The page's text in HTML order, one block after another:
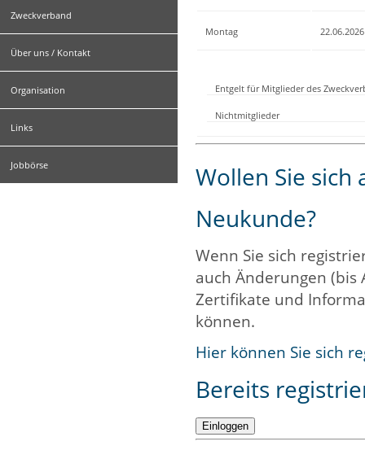
Zweckverband
Über uns / Kontakt
Organisation
Links
Jobbörse
Montag 22.06.2026
Entgelt für Mitglieder des
Nichtmitglieder
Wollen Sie sich
Neukunde?
Wenn Sie sich
auch Änderungen
Zertifikate und
können.
Hier können Sie sich
Bereits